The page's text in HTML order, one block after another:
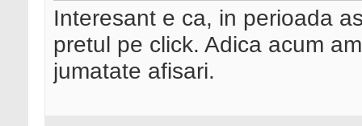
Interesant e ca, in perioada
pretul pe click. Adica acum
jumatate afisari.